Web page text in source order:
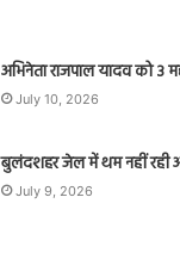
अभिनेता राजपाल यादव को 3
July 10, 2026
बुलंदशहर जेल में थम नहीं रही
July 9, 2026